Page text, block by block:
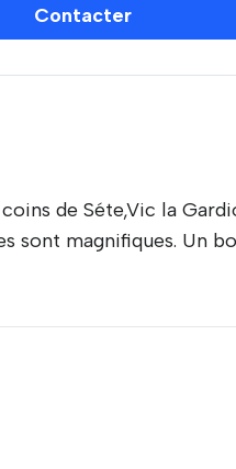
Contacter
de Séte,Vic la
sont magnifiques. Un